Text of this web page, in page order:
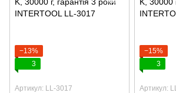
−13%
3
Артикул: LL-3017
−15%
3
Артикул: